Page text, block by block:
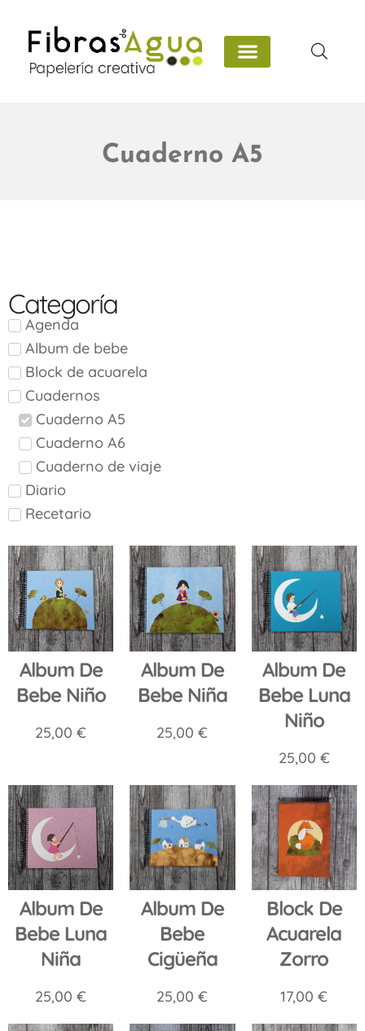
Cuaderno A5
Categoría
Agenda
Album de bebe
Block de acuarela
Cuadernos
Cuaderno A5
Cuaderno A6
Cuaderno de viaje
Diario
Recetario
Album De
Bebe Niño
25,00€
Album De
Bebe Niña
25,00€
Album De
Bebe Luna
Niño
25,00 €
Album De
Bebe Luna
Niña
25,00€
Album De
Bebe
Cigüeña
25,00€
Block De
Acuarela
Zorro
17,00€